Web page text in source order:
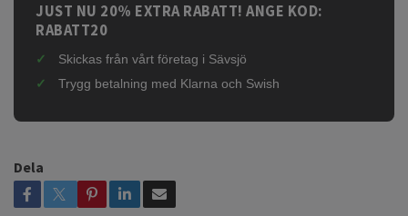
JUST NU 20% EXTRA RABATT! ANGE KOD:
RABATT20
Skickas från vårt företag i Sävsjö
Trygg betalning med Klarna och Swish
Dela